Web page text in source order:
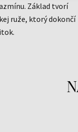
Základ tvorí
ruže, ktorý dokončí